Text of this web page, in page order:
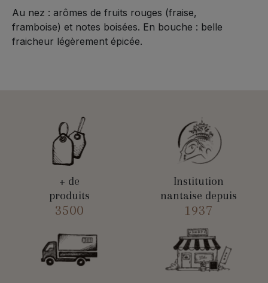
Au nez : arômes de fruits rouges (fraise,
framboise) et notes boisées. En bouche : belle
fraicheur légèrement épicée.
+ de
produits
3500
Institution
nantaise depuis
1937